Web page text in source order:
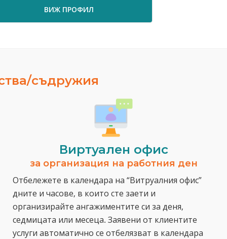
ВИЖ ПРОФИЛ
съдружия
Виртуален офис
за организация на работния ден
Отбележете в календара на “Витруалния офис”
дните и часове, в които сте заети и
организирайте ангажиментите си за деня,
седмицата или месеца. Заявени от клиентите
услуги автоматично се отбелязват в календара